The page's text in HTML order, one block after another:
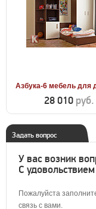
Азбука-6 мебель для
28 010 руб.
Задать вопрос
У вас возник
С
Пожалуйста
связь с вами.